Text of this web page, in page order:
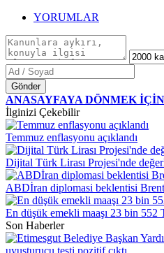
YORUMLAR
Gönder
ANASAYFAYA DÖNMEK
İlginizi Çekebilir
Temmuz enflasyonu açıklandı
Dijital Türk Lirası Projesi'nde
ABDİran diplomasi beklentisi
En düşük emekli maaşı 23 bin 552
Son Haberler